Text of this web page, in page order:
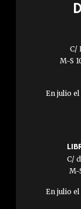
C/
M-S
En julio
C/
M-
En julio